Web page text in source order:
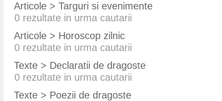
Articole > Targuri si evenimente
0 rezultate in urma cautarii
Articole > Horoscop zilnic
0 rezultate in urma cautarii
Texte > Declaratii de dragoste
0 rezultate in urma cautarii
Texte > Poezii de dragoste